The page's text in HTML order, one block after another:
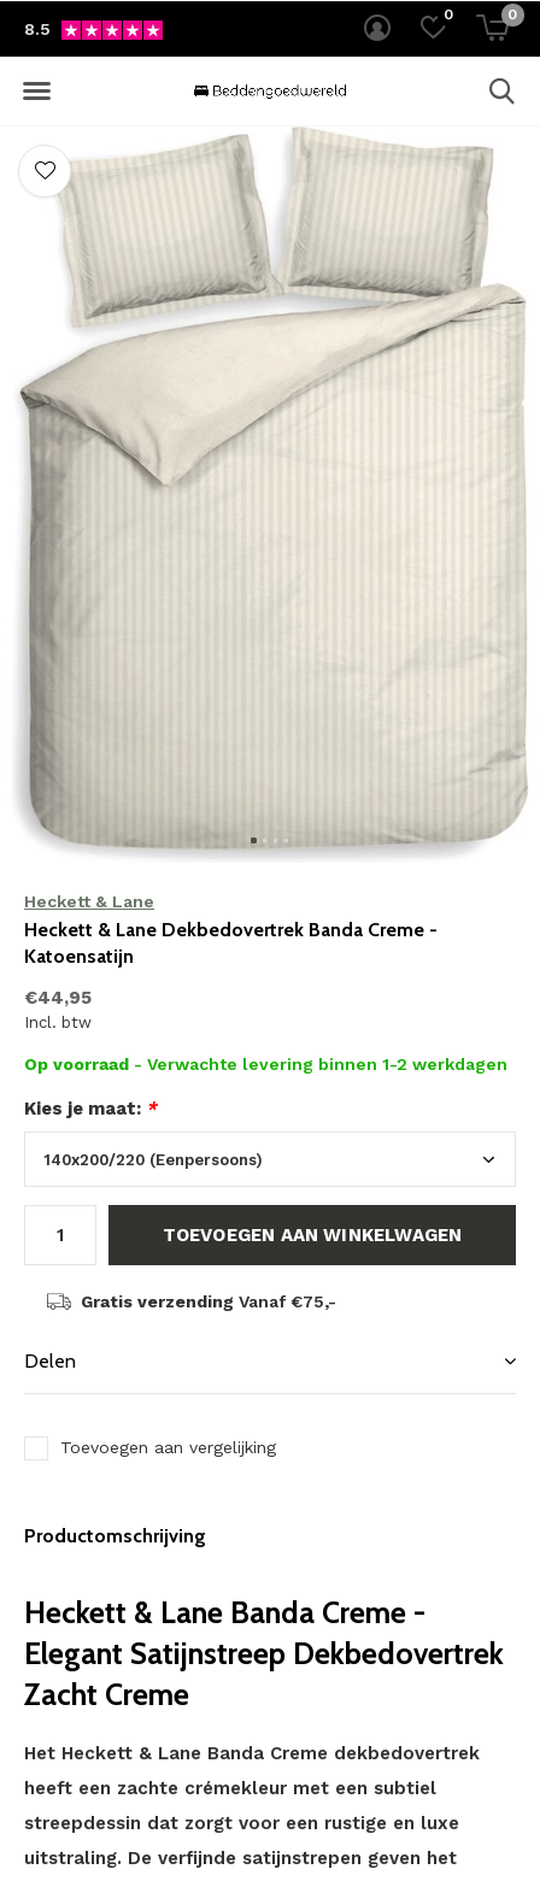
0 0
8.5
Heckett & Lane
Heckett & Lane Dekbedovertrek Banda Creme -
Katoensatijn
€44,95
Incl. btw
Op voorraad - Verwachte levering binnen 1-2 werkdagen
Kies je maat: *
TOEVOEGEN AAN WINKELWAGEN
Gratis verzending Vanaf €75,-
Delen
Toevoegen aan vergelijking
Productomschrijving
Heckett & Lane Banda Creme -
Elegant Satijnstreep Dekbedovertrek
Zacht Creme
Het Heckett & Lane Banda Creme dekbedovertrek
heeft een zachte crémekleur met een subtiel
streepdessin dat zorgt voor een rustige en luxe
uitstraling. De verfijnde satijnstrepen geven het